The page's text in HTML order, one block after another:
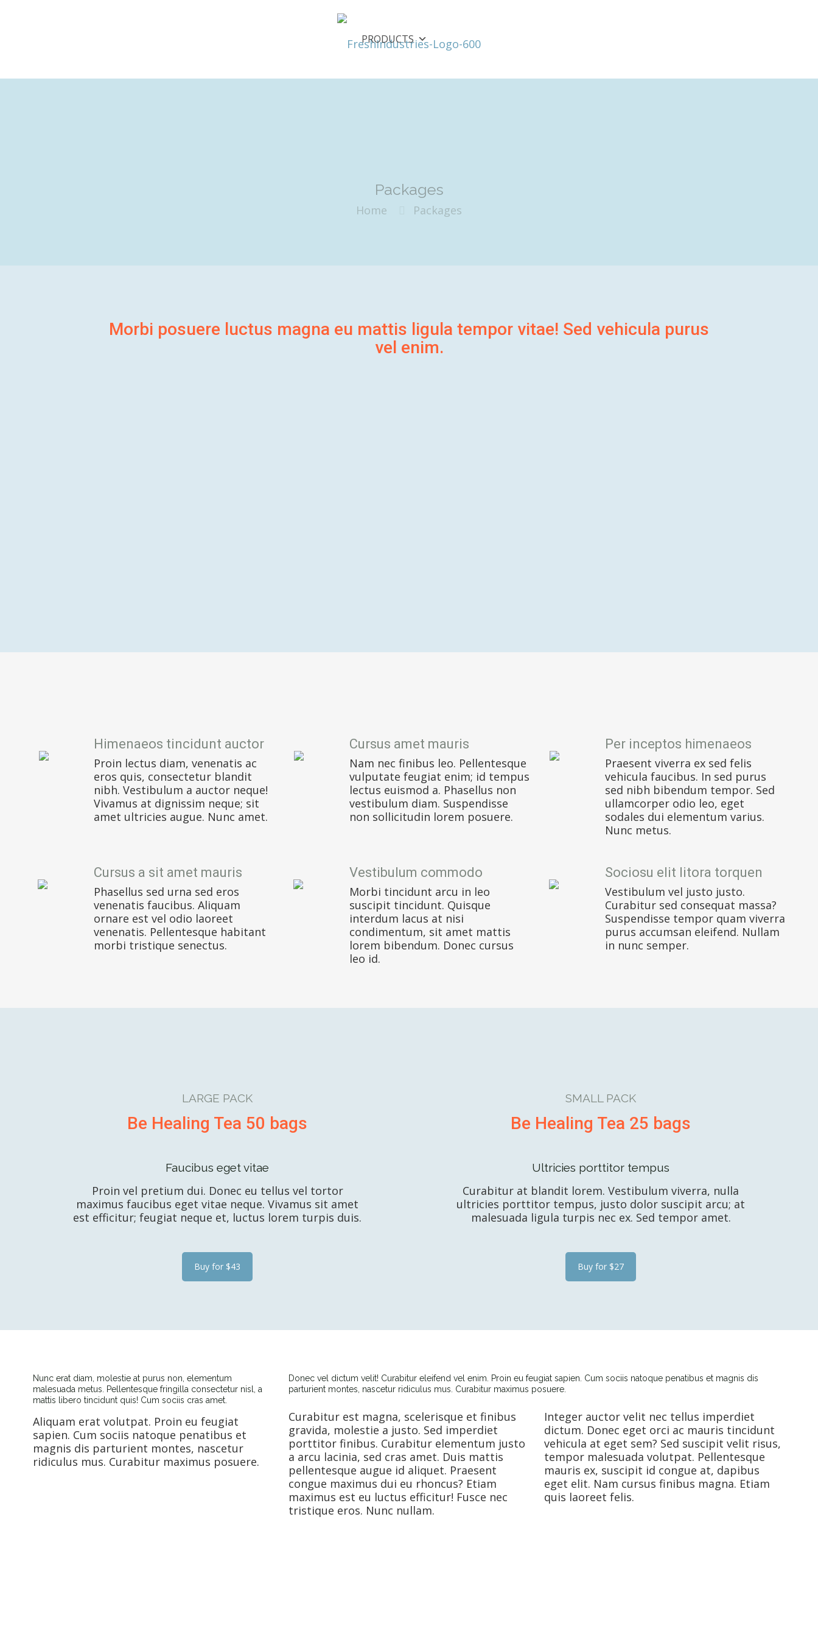
PRODUCTS
Packages
Home Packages
Morbi posuere luctus magna eu mattis ligula tempor vitae! Sed vehicula purus
vel enim.
Himenaeos tincidunt auctor
Proin lectus diam, venenatis ac
eros quis, consectetur blandit
nibh. Vestibulum a auctor neque!
Vivamus at dignissim neque; sit
amet ultricies augue. Nunc amet.
Cursus amet mauris
Nam nec finibus leo. Pellentesque
vulputate feugiat enim; id tempus
lectus euismod a. Phasellus non
vestibulum diam. Suspendisse
non sollicitudin lorem posuere.
Per inceptos himenaeos
Praesent viverra ex sed felis
vehicula faucibus. In sed purus
sed nibh bibendum tempor. Sed
ullamcorper odio leo, eget
sodales dui elementum varius.
Nunc metus.
Cursus a sit amet mauris
Phasellus sed urna sed eros
venenatis faucibus. Aliquam
ornare est vel odio laoreet
venenatis. Pellentesque habitant
morbi tristique senectus.
Vestibulum commodo
Morbi tincidunt arcu in leo
suscipit tincidunt. Quisque
interdum lacus at nisi
condimentum, sit amet mattis
lorem bibendum. Donec cursus
leo id.
Sociosu elit litora torquen
Vestibulum vel justo justo.
Curabitur sed consequat massa?
Suspendisse tempor quam viverra
purus accumsan eleifend. Nullam
in nunc semper.
LARGE PACK
Be Healing Tea 50 bags
Faucibus eget vitae
Proin vel pretium dui. Donec eu tellus vel tortor
maximus faucibus eget vitae neque. Vivamus sit amet
est efficitur; feugiat neque et, luctus lorem turpis duis.
Buy for $43
SMALL PACK
Be Healing Tea 25 bags
Ultricies porttitor tempus
Curabitur at blandit lorem. Vestibulum viverra, nulla
ultricies porttitor tempus, justo dolor suscipit arcu; at
malesuada ligula turpis nec ex. Sed tempor amet.
Buy for $27
Nunc erat diam, molestie at purus non, elementum
malesuada metus. Pellentesque fringilla consectetur nisl, a
mattis libero tincidunt quis! Cum sociis cras amet.
Aliquam erat volutpat. Proin eu feugiat
sapien. Cum sociis natoque penatibus et
magnis dis parturient montes, nascetur
ridiculus mus. Curabitur maximus posuere.
Donec vel dictum velit! Curabitur eleifend vel enim. Proin eu feugiat sapien. Cum sociis natoque penatibus et magnis dis
parturient montes, nascetur ridiculus mus. Curabitur maximus posuere.
Curabitur est magna, scelerisque et finibus
gravida, molestie a justo. Sed imperdiet
porttitor finibus. Curabitur elementum justo
a arcu lacinia, sed cras amet. Duis mattis
pellentesque augue id aliquet. Praesent
congue maximus dui eu rhoncus? Etiam
maximus est eu luctus efficitur! Fusce nec
tristique eros. Nunc nullam.
Integer auctor velit nec tellus imperdiet
dictum. Donec eget orci ac mauris tincidunt
vehicula at eget sem? Sed suscipit velit risus,
tempor malesuada volutpat. Pellentesque
mauris ex, suscipit id congue at, dapibus
eget elit. Nam cursus finibus magna. Etiam
quis laoreet felis.